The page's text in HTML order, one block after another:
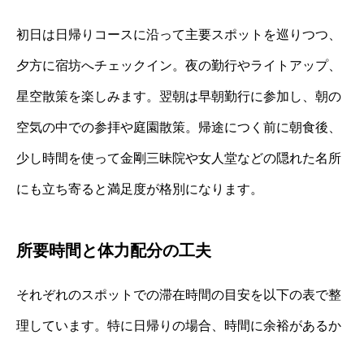
初日は日帰りコースに沿って主要スポットを巡りつつ、
夕方に宿坊へチェックイン。夜の勤行やライトアップ、
星空散策を楽しみます。翌朝は早朝勤行に参加し、朝の
空気の中での参拝や庭園散策。帰途につく前に朝食後、
少し時間を使って金剛三昧院や女人堂などの隠れた名所
にも立ち寄ると満足度が格別になります。
所要時間と体力配分の工夫
それぞれのスポットでの滞在時間の目安を以下の表で整
理しています。特に日帰りの場合、時間に余裕があるか